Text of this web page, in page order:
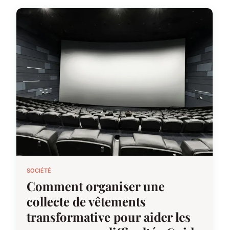
SOCIÉTÉ
Comment organiser une
collecte de vêtements
transformative pour aider les